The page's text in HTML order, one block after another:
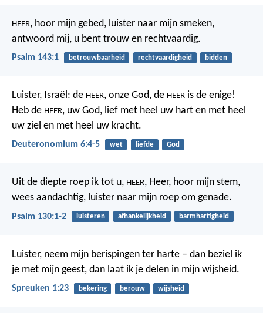
HEER, hoor mijn gebed, luister naar mijn smeken,
antwoord mij, u bent trouw en rechtvaardig.
Psalm 143:1 betrouwbaarheid rechtvaardigheid bidden
Luister, Israël: de HEER, onze God, de HEER is de enige!
Heb de HEER, uw God, lief met heel uw hart en met heel
uw ziel en met heel uw kracht.
Deuteronomium 6:4-5 wet liefde God
Uit de diepte roep ik tot u, HEER, Heer, hoor mijn stem,
wees aandachtig, luister naar mijn roep om genade.
Psalm 130:1-2 luisteren afhankelijkheid barmhartigheid
Luister, neem mijn berispingen ter harte – dan beziel ik
je met mijn geest, dan laat ik je delen in mijn wijsheid.
Spreuken 1:23 bekering berouw wijsheid